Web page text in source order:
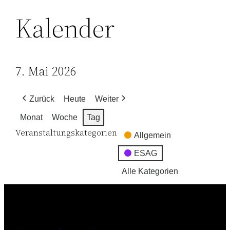
Kalender
7. Mai 2026
Zurück Heute Weiter
Monat Woche Tag
Veranstaltungskategorien Allgemein
ESAG
Alle Kategorien